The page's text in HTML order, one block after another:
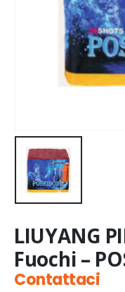
LIUYANG
Fuochi –
Contattaci